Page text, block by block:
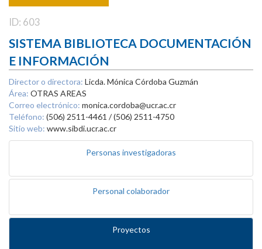
ID: 603
SISTEMA BIBLIOTECA DOCUMENTACIÓN
E INFORMACIÓN
Director o directora: Licda. Mónica Córdoba Guzmán
Área: OTRAS AREAS
Correo electrónico: monica.cordoba@ucr.ac.cr
Teléfono: (506) 2511-4461 / (506) 2511-4750
Sitio web: www.sibdi.ucr.ac.cr
Personas investigadoras
Personal colaborador
Proyectos